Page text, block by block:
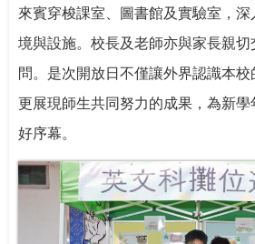
來賓穿梭課室、圖書館及實驗室，
境與設施。校長及老師亦與家長親
問。是次開放日不僅讓外界認識本校
更展現師生共同努力的成果，為新
好序幕。